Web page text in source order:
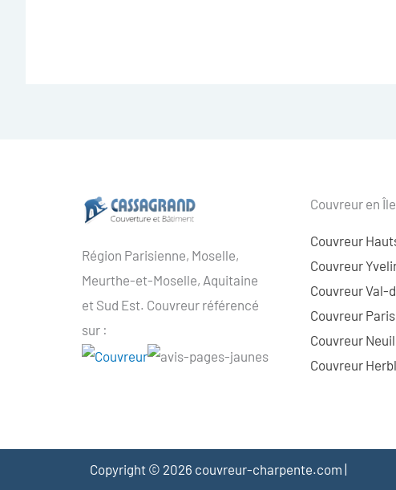
Région Parisienne, Moselle,
Meurthe-et-Moselle, Aquitaine
et Sud Est. Couvreur référencé
sur :
Couvreur en
Couvreur
Couvreur
Couvreur Val-
Couvreur
Couvreur
Couvreur
Copyright © 2026 couvreur-charpente.com |